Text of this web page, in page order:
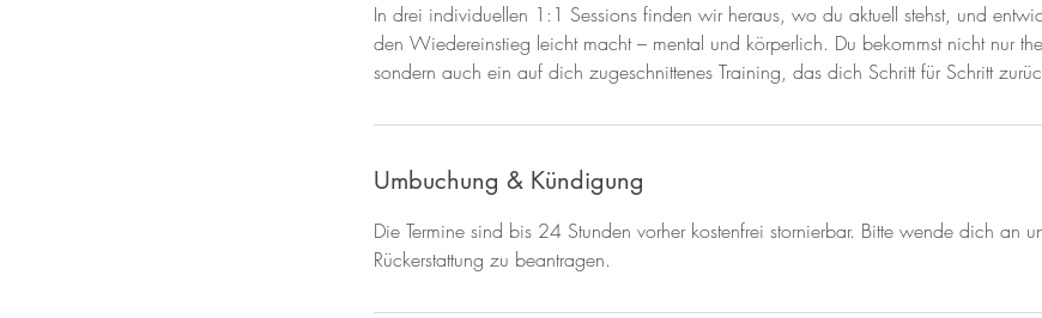
In drei individuellen 1:1 Sessions finden wir heraus, wo du aktuell stehst, und
den Wiedereinstieg leicht macht – mental und körperlich. Du bekommst nicht nur
sondern auch ein auf dich zugeschnittenes Training, das dich Schritt für Schritt
Umbuchung & Kündigung
Die Termine sind bis 24 Stunden vorher kostenfrei stornierbar. Bitte wende dich an
Rückerstattung zu beantragen.